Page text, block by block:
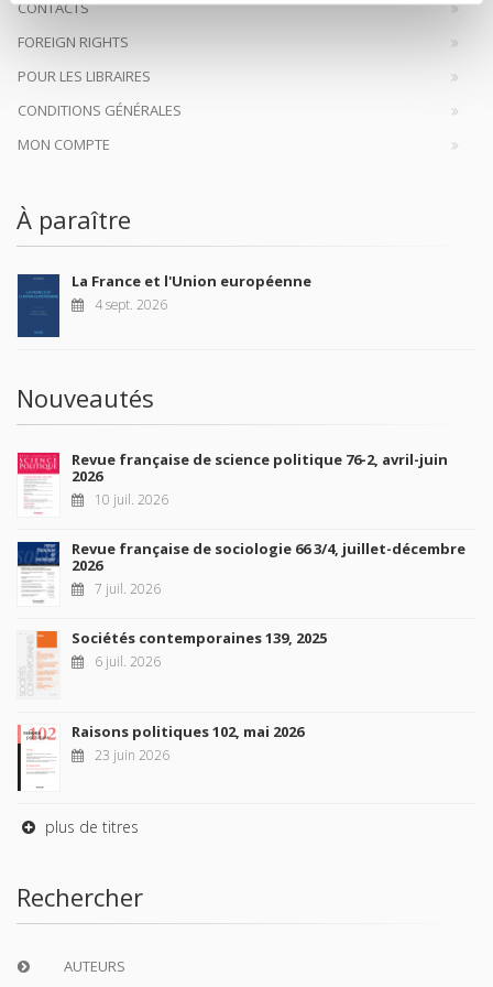
CONTACTS
FOREIGN RIGHTS
POUR LES LIBRAIRES
CONDITIONS GÉNÉRALES
MON COMPTE
À paraître
La France et l'Union européenne
4 sept. 2026
Nouveautés
Revue française de science politique 76-2, avril-juin
2026
10 juil. 2026
Revue française de sociologie 66 3/4, juillet-décembre
2026
7 juil. 2026
Sociétés contemporaines 139, 2025
6 juil. 2026
Raisons politiques 102, mai 2026
23 juin 2026
plus de titres
Rechercher
AUTEURS